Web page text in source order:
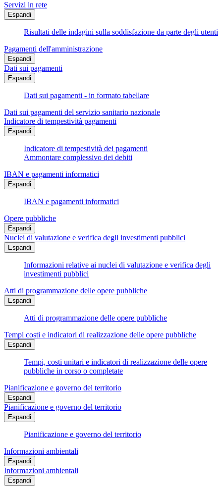
Servizi in rete
Espandi
Risultati delle indagini sulla soddisfazione da parte degli utenti
Pagamenti dell'amministrazione
Espandi
Dati sui pagamenti
Espandi
Dati sui pagamenti - in formato tabellare
Dati sui pagamenti del servizio sanitario nazionale
Indicatore di tempestività pagamenti
Espandi
Indicatore di tempestività dei pagamenti
Ammontare complessivo dei debiti
IBAN e pagamenti informatici
Espandi
IBAN e pagamenti informatici
Opere pubbliche
Espandi
Nuclei di valutazione e verifica degli investimenti pubblici
Espandi
Informazioni relative ai nuclei di valutazione e verifica degli
investimenti pubblici
Atti di programmazione delle opere pubbliche
Espandi
Atti di programmazione delle opere pubbliche
Tempi costi e indicatori di realizzazione delle opere pubbliche
Espandi
Tempi, costi unitari e indicatori di realizzazione delle opere
pubbliche in corso o completate
Pianificazione e governo del territorio
Espandi
Pianificazione e governo del territorio
Espandi
Pianificazione e governo del territorio
Informazioni ambientali
Espandi
Informazioni ambientali
Espandi